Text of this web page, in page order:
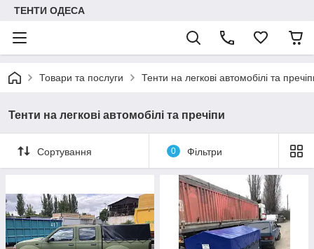
ТЕНТИ ОДЕСА
Товари та послуги Тенти на легкові автомобілі та
Тенти на легкові автомобілі та пречіпи
Сортування 0 Фільтри